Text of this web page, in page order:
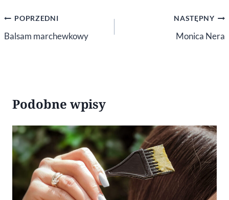
Nawigacja
wpisu
POPRZEDNI
Balsam marchewkowy
NASTĘPNY
Monica Nera
Podobne wpisy